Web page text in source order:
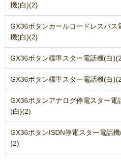
機(白)(2)
GX36ボタンカールコードレスバス
機(白)(2)
GX36ボタン標準スター電話機(白
GX36ボタン標準スター電話機(白
GX36ボタンアナログ停電スター電
(白)(2)
GX36ボタンISDN停電スター電話
(2)